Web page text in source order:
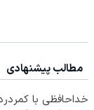
مطالب پیشنهادی
خداحافظی با